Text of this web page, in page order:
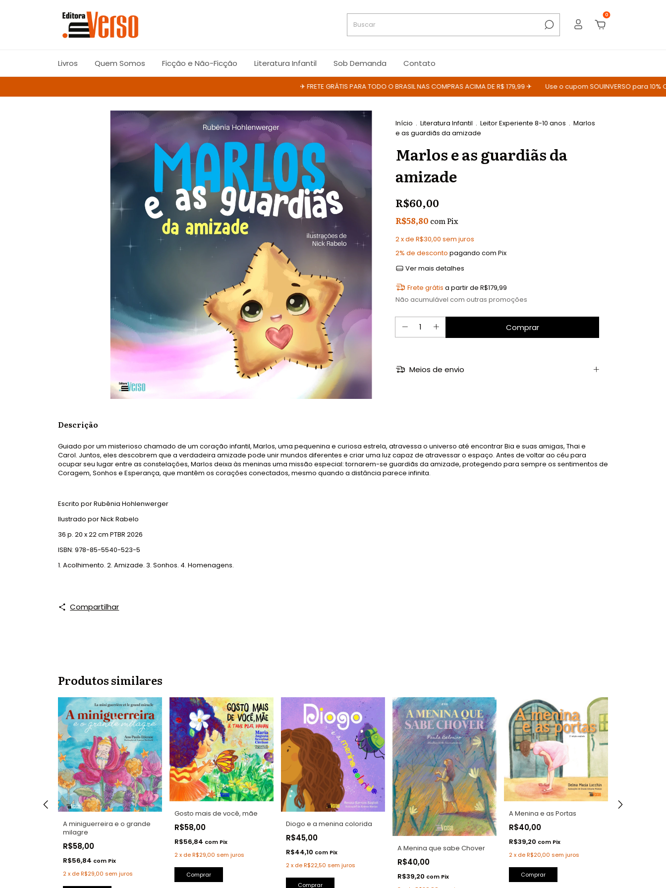
0
Livros Quem Somos Ficção e Não-Ficção Literatura Infantil Sob Demanda Contato
✈ FRETE GRÁTIS PARA TODO O BRASIL NAS COMPRAS ACIMA DE R$ 179,99 ✈ Use o cupom SOUINVERSO para 10% OFF
Início . Literatura Infantil . Leitor Experiente 8-10 anos . Marlos
e as guardiãs da amizade
Marlos e as guardiãs da
amizade
R$60,00
R$58,80 comPix
2x de R$30,00 sem juros
2% de desconto pagando com Pix
Ver mais detalhes
Frete grátis a partir de R$179,99
Não acumulável com outras promoções
Meios de envio
Descrição
Guiado por um misterioso chamado de um coração infantil, Marlos, uma pequenina e curiosa estrela, atravessa o universo até encontrar Bia e suas amigas, Thai e
Carol. Juntos, eles descobrem que a verdadeira amizade pode unir mundos diferentes e criar uma luz capaz de atravessar o espaço. Antes de voltar ao céu para
ocupar seu lugar entre as constelações, Marlos deixa às meninas uma missão especial: tornarem-se guardiãs da amizade, protegendo para sempre os sentimentos de
Coragem, Sonhos e Esperança, que mantêm os corações conectados, mesmo quando a distância parece infinita.
Escrito por Rubênia Hohlenwerger
Ilustrado por Nick Rabelo
36 p. 20 x 22 cm PTBR 2026
ISBN: 978-85-5540-523-5
1. Acolhimento. 2. Amizade. 3. Sonhos. 4. Homenagens.
Compartilhar
Produtos similares
A miniguerreira e o grande
milagre
R$58,00
R$56,84 com Pix
2x deR$29,00 sem juros
Gosto mais de você, mãe
R$58,00
R$56,84 com Pix
2x deR$29,00 sem juros
Comprar
Diogo e a menina colorida
R$45,00
R$44,10 com Pix
2x deR$22,50 sem juros
Comprar
A Menina que sabe Chover
R$40,00
R$39,20 com Pix
A Menina e as Portas
R$40,00
R$39,20 com Pix
2x deR$20,00 sem juros
Comprar